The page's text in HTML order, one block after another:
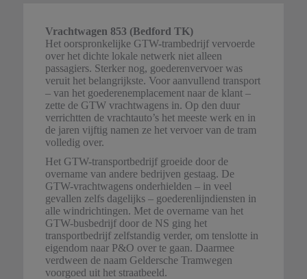
Vrachtwagen 853 (Bedford TK)
Het oorspronkelijke GTW-trambedrijf vervoerde
over het dichte lokale netwerk niet alleen
passagiers. Sterker nog, goederenvervoer was
veruit het belangrijkste. Voor aanvullend transport
– van het goederenemplacement naar de klant –
zette de GTW vrachtwagens in. Op den duur
verrichtten de vrachtauto’s het meeste werk en in
de jaren vijftig namen ze het vervoer van de tram
volledig over.
Het GTW-transportbedrijf groeide door de
overname van andere bedrijven gestaag. De
GTW-vrachtwagens onderhielden – in veel
gevallen zelfs dagelijks – goederenlijndiensten in
alle windrichtingen. Met de overname van het
GTW-busbedrijf door de NS ging het
transportbedrijf zelfstandig verder, om tenslotte in
eigendom naar P&O over te gaan. Daarmee
verdween de naam Geldersche Tramwegen
voorgoed uit het straatbeeld.